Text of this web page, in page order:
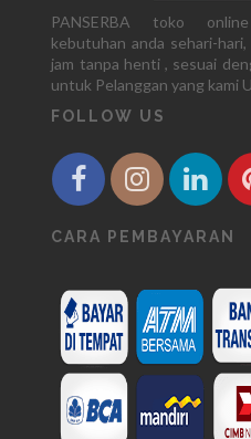
PANSERBA toko
kebutuhan anda sehari-
jam tanpa henti , sesuai
untuk Pelanggan yang kami
FOLLOW US
CARA PEMBAYARAN